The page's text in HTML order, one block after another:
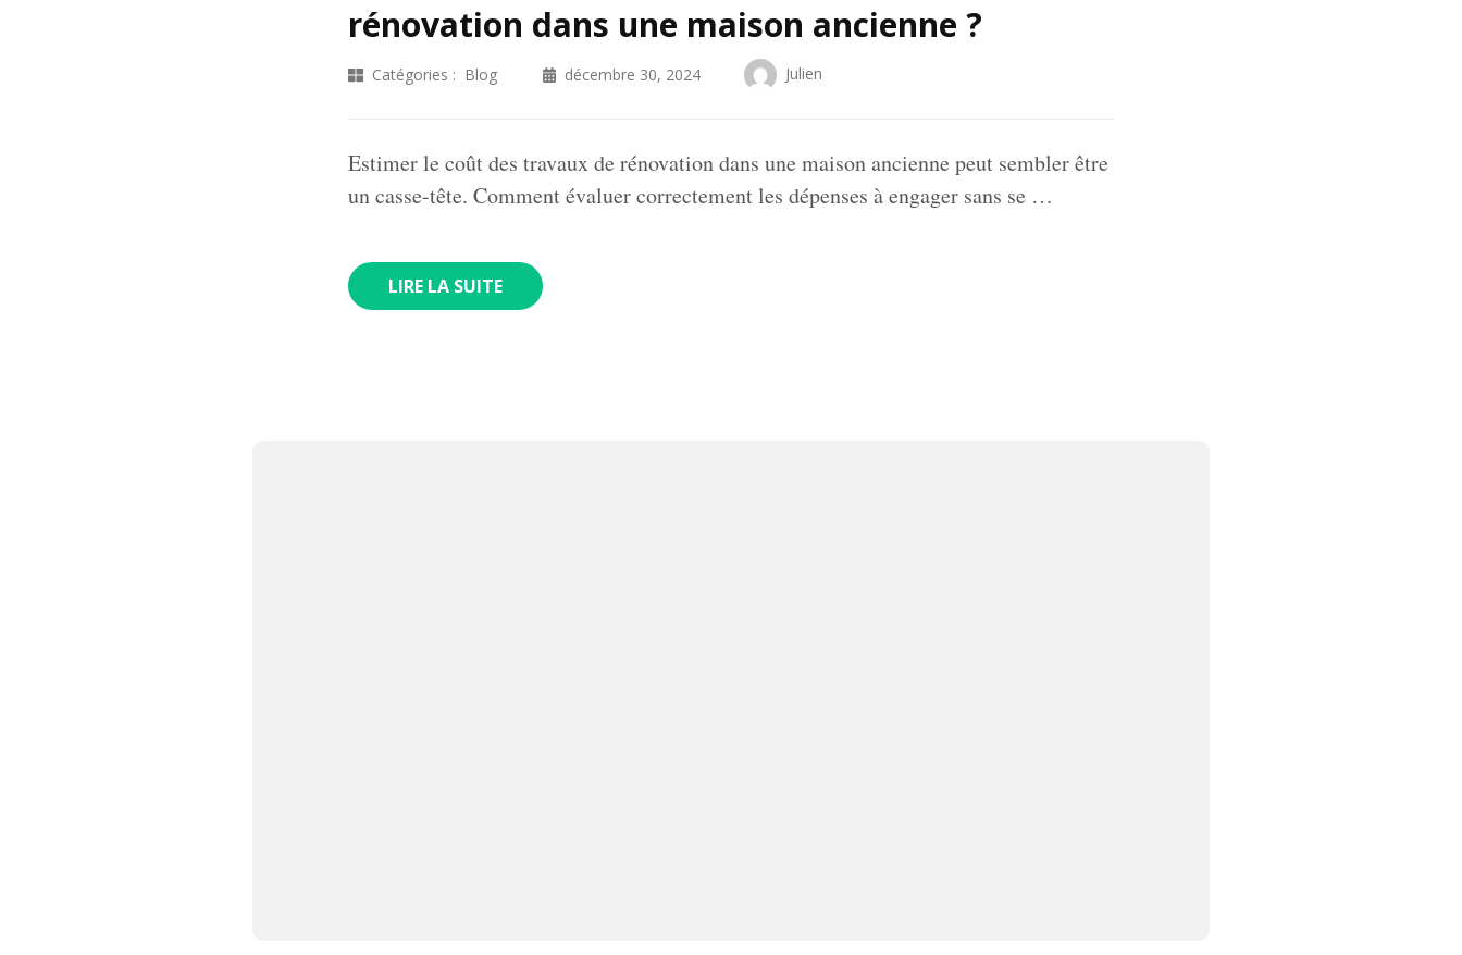
rénovation dans une maison ancienne ?
Catégories : Blog décembre 30, 2024 Julien
Estimer le coût des travaux de rénovation dans une maison ancienne peut sembler être
un casse-tête. Comment évaluer correctement les dépenses à engager sans se …
LIRE LA SUITE